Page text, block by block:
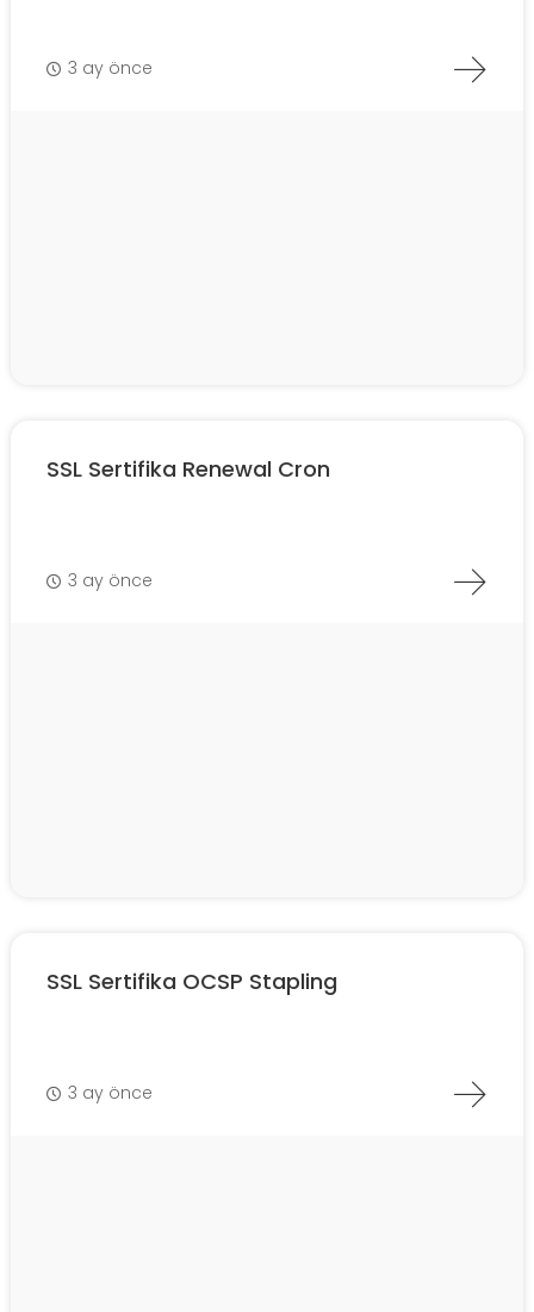
3 ay önce
SSL Sertifika Renewal Cron
3 ay önce
SSL Sertifika OCSP Stapling
3 ay önce